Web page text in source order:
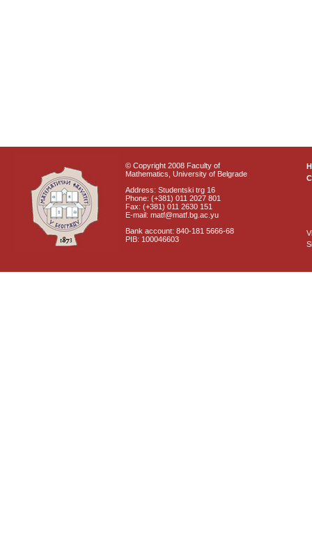
© Copyright 2008 Faculty of
Mathematics, University of Belgrade
Address: Studentski trg 16
Phone: (+381) 011 2027 801
Fax: (+381) 011 2630 151
E-mail: matf@matf.bg.ac.yu
Bank account: 840-181 5666-68
PIB: 100046603